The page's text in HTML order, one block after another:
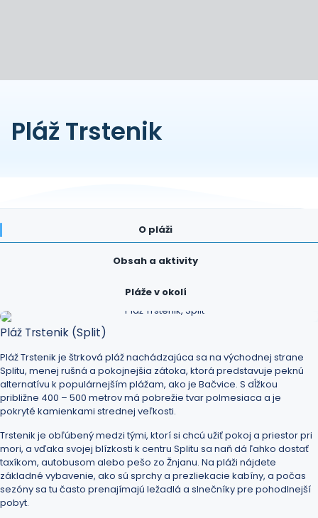
Pláž Trstenik
O pláži
Obsah a aktivity
Pláže v okolí
Pláž Trstenik (Split)
Pláž Trstenik je štrková pláž nachádzajúca sa na východnej strane
Splitu, menej rušná a pokojnejšia zátoka, ktorá predstavuje peknú
alternatívu k populárnejším plážam, ako je Bačvice. S dĺžkou
približne 400 – 500 metrov má pobrežie tvar polmesiaca a je
pokryté kamienkami strednej veľkosti.
Trstenik je obľúbený medzi tými, ktorí si chcú užiť pokoj a priestor pri
mori, a vďaka svojej blízkosti k centru Splitu sa naň dá ľahko dostať
taxíkom, autobusom alebo pešo zo Žnjanu. Na pláži nájdete
základné vybavenie, ako sú sprchy a prezliekacie kabíny, a počas
sezóny sa tu často prenajímajú ležadlá a slnečníky pre pohodlnejší
pobyt.